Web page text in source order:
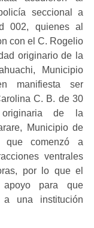
seccional a
002, quienes al
con el C. Rogelio
originario de la
Municipio
manifiesta ser
C. B. de 30
de la
Municipio de
que comenzó a
ventrales
por lo que el
apoyo para que
a una institución